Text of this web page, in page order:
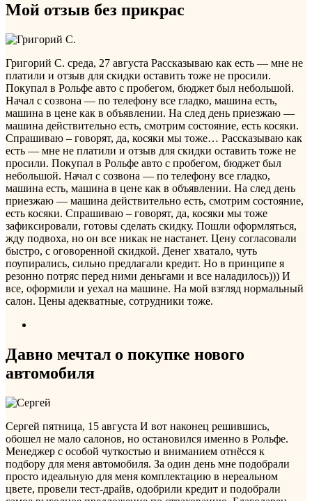
Мой отзыв без прикрас
Григорий С. среда, 27 августа Рассказываю как есть — мне не
платили и отзыв для скидки оставить тоже не просили.
Покупал в Рольфе авто с пробегом, бюджет был небольшой.
Начал с созвона — по телефону все гладко, машина есть,
машина в цене как в объявлении. На след день приезжаю —
машина действительно есть, смотрим состояние, есть косяки.
Спрашиваю – говорят, да, косяки мы тоже… Рассказываю как
есть — мне не платили и отзыв для скидки оставить тоже не
просили. Покупал в Рольфе авто с пробегом, бюджет был
небольшой. Начал с созвона — по телефону все гладко,
машина есть, машина в цене как в объявлении. На след день
приезжаю — машина действительно есть, смотрим состояние,
есть косяки. Спрашиваю – говорят, да, косяки мы тоже
зафиксировали, готовы сделать скидку. Пошли оформляться,
жду подвоха, но он все никак не настанет. Цену согласовали
быстро, с оговоренной скидкой. Денег хватало, чуть
поупирались, сильно предлагали кредит. Но в принципе я
резонно потряс перед ними деньгами и все наладилось))) И
все, оформили и уехал на машине. На мой взгляд нормальный
салон. Цены адекватные, сотрудники тоже.
Давно мечтал о покупке нового
автомобиля
Сергей пятница, 15 августа И вот наконец решившись,
обошел не мало салонов, но остановился именно в Рольфе.
Менеджер с особой чуткостью и вниманием отнёсся к
подбору для меня автомобиля. За один день мне подобрали
просто идеальную для меня комплектацию в нереальном
цвете, провели тест-драйв, одобрили кредит и подобрали